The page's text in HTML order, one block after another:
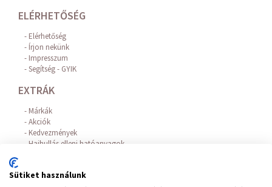
ELÉRHETŐSÉG
Elérhetőség
Írjon nekünk
Impresszum
Segítség - GYIK
EXTRÁK
Márkák
Akciók
Kedvezmények
Hajhullás elleni hatóanyagok
FIÓKOM
Sütiket használunk